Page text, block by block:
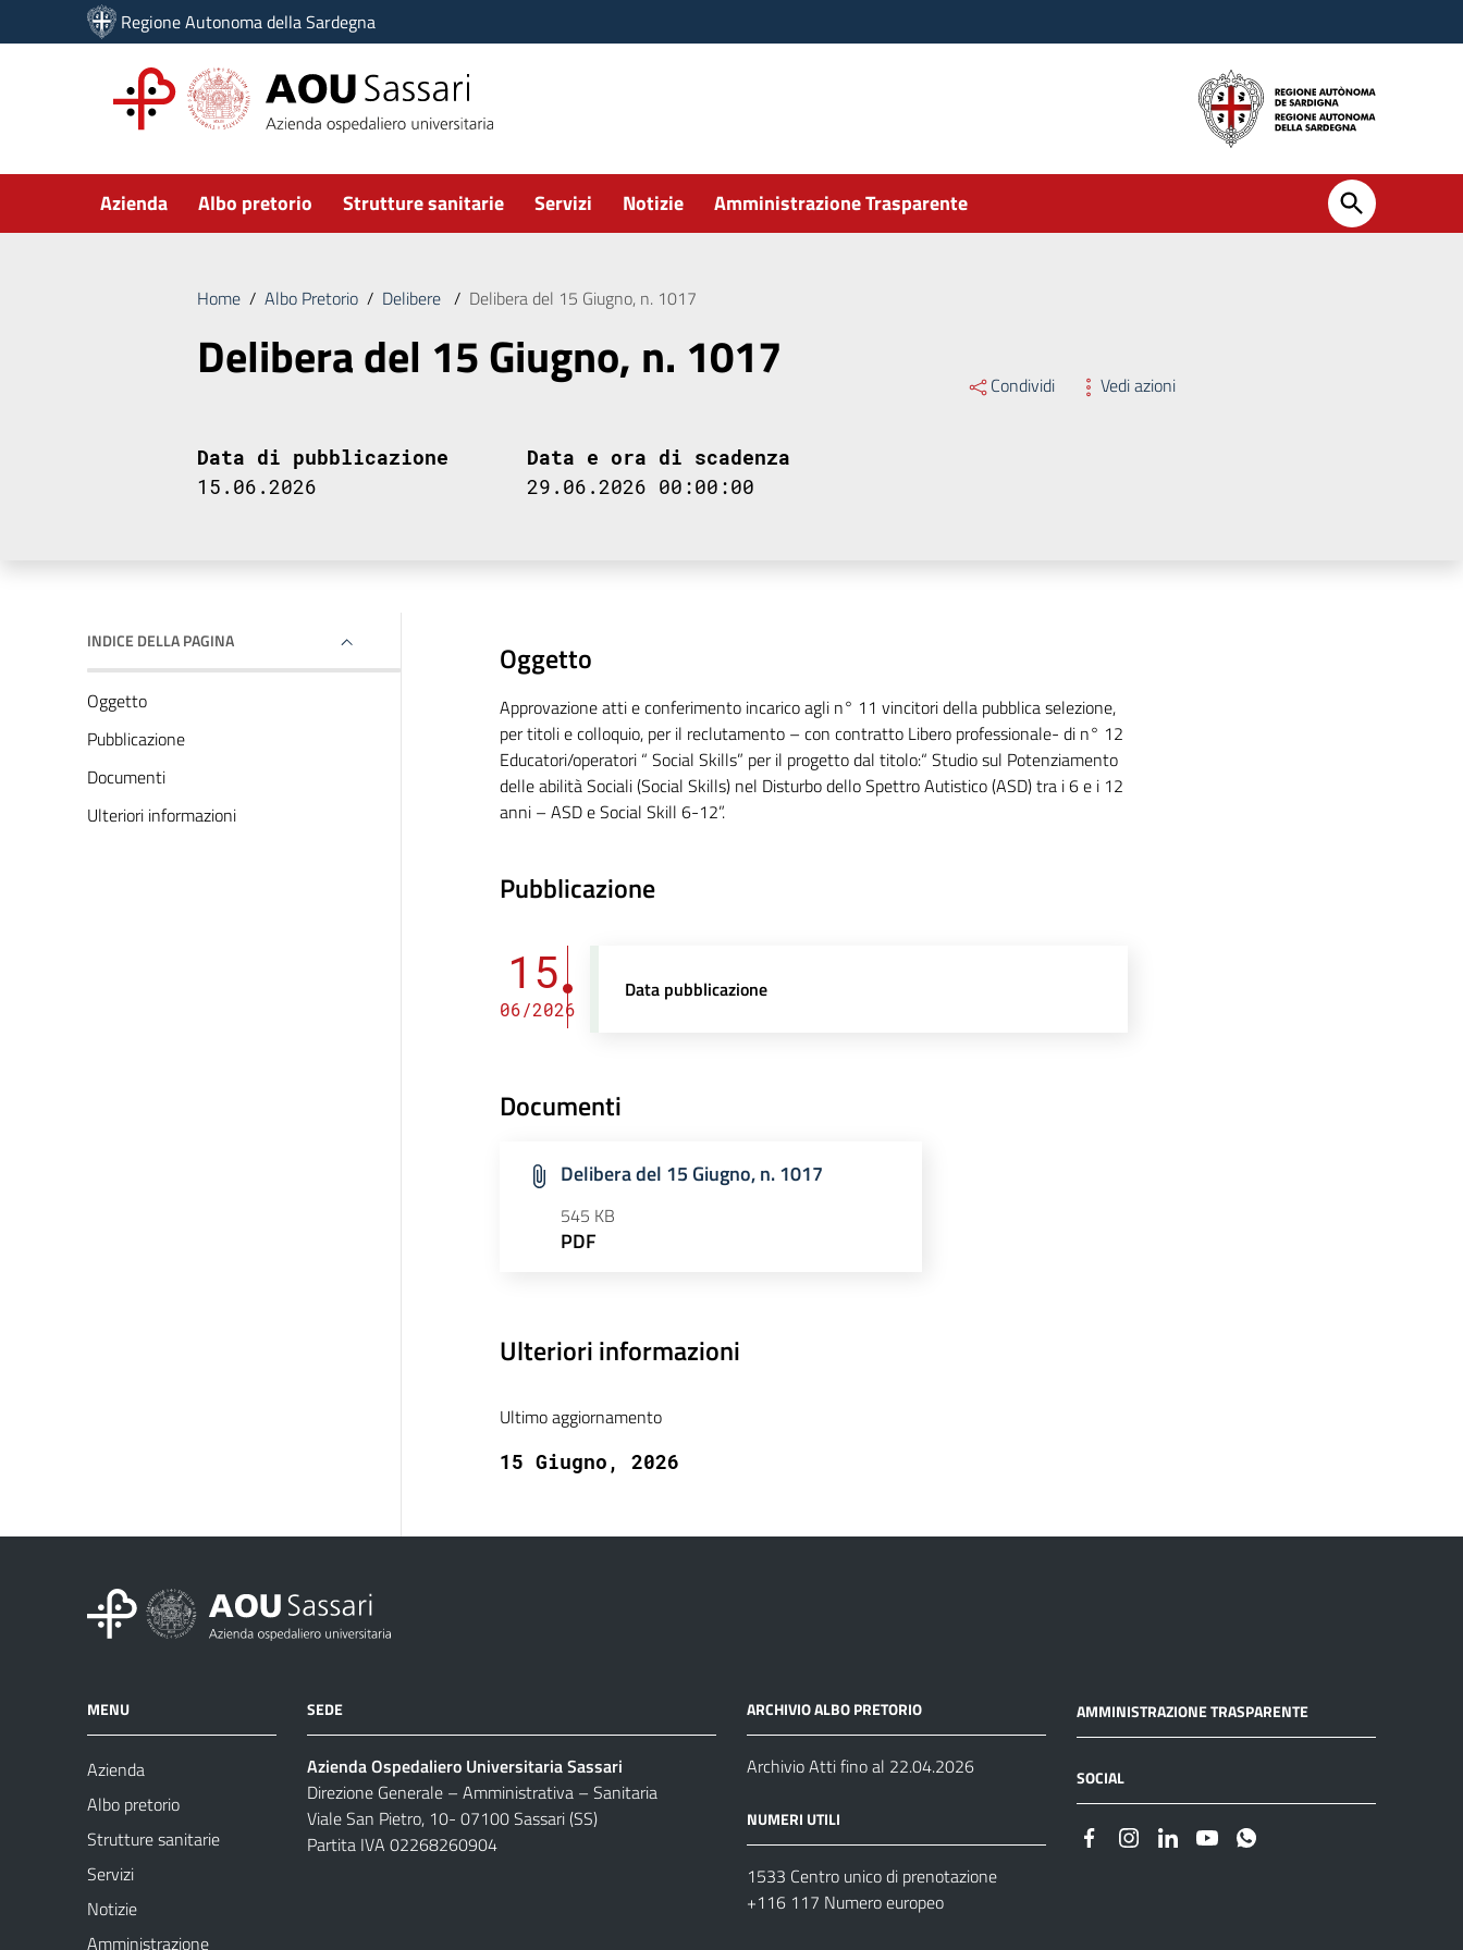
Vai ai contenuti
Vai al menu di navigazione
Vai al footer
Regione Autonoma della Sardegna
Submenu
Azienda Albo pretorio Strutture sanitarie Servizi Notizie Amministrazione Trasparente
Home / Albo Pretorio / Delibere / Delibera del 15 Giugno, n. 1017
Delibera del 15 Giugno, n. 1017 Condividi Vedi azioni
Data di pubblicazione
15.06.2026
Data e ora di scadenza
29.06.2026 00:00:00
INDICE DELLA PAGINA
Oggetto
Pubblicazione
Documenti
Ulteriori informazioni
Oggetto
Approvazione atti e conferimento incarico agli n° 11 vincitori della pubblica selezione,
per titoli e colloquio, per il reclutamento – con contratto Libero professionale- di n° 12
Educatori/operatori “ Social Skills” per il progetto dal titolo:“ Studio sul Potenziamento
delle abilità Sociali (Social Skills) nel Disturbo dello Spettro Autistico (ASD) tra i 6 e i 12
anni – ASD e Social Skill 6-12”.
Pubblicazione
15
06/2026
Data pubblicazione
Documenti
Delibera del 15 Giugno, n. 1017
545 KB
PDF
Ulteriori informazioni
Ultimo aggiornamento
15 Giugno, 2026
MENU
Azienda
Albo pretorio
Strutture sanitarie
Servizi
Notizie
Amministrazione
SEDE
Azienda Ospedaliero Universitaria Sassari
Direzione Generale – Amministrativa – Sanitaria
Viale San Pietro, 10- 07100 Sassari (SS)
Partita IVA 02268260904
ARCHIVIO ALBO PRETORIO
Archivio Atti fino al 22.04.2026
NUMERI UTILI
1533 Centro unico di prenotazione
+116 117 Numero europeo
AMMINISTRAZIONE TRASPARENTE
SOCIAL